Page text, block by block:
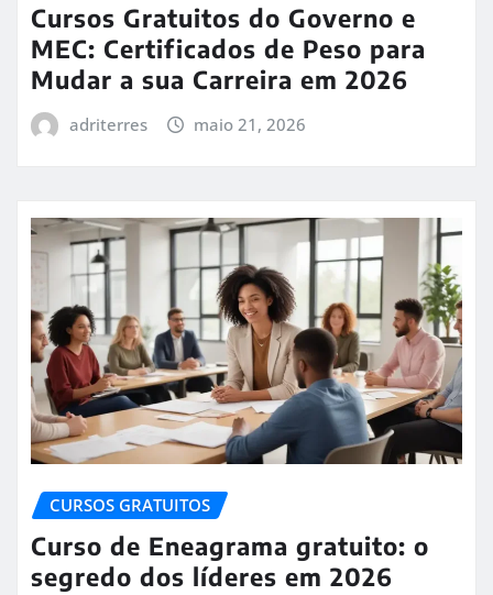
Cursos Gratuitos do Governo e
MEC: Certificados de Peso para
Mudar a sua Carreira em 2026
adriterres maio 21, 2026
CURSOS GRATUITOS
Curso de Eneagrama gratuito: o
segredo dos líderes em 2026